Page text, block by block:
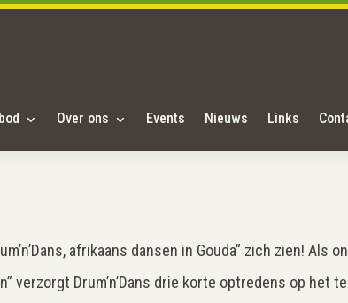
Over ons Events Nieuws Links
afrikaans dansen in Gouda” zich zien! Als
verzorgt Drum’n’Dans drie korte optredens op het